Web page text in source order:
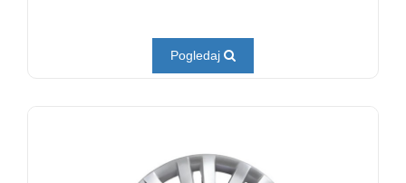
Pogledaj